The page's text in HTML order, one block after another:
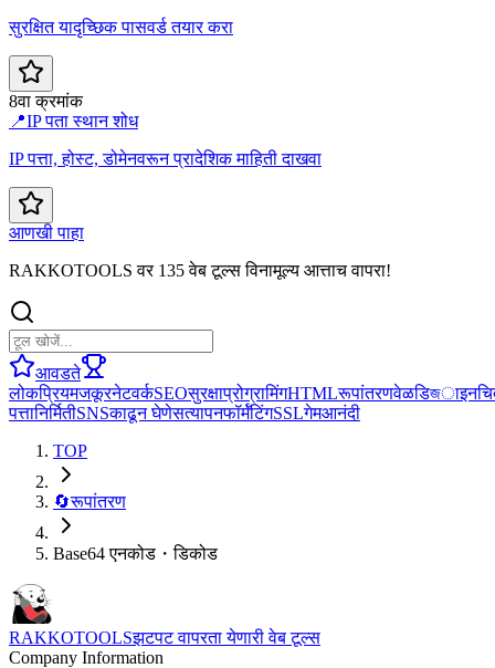
सुरक्षित यादृच्छिक पासवर्ड तयार करा
8वा क्रमांक
📍IP पता स्थान शोध
IP पत्ता, होस्ट, डोमेनवरून प्रादेशिक माहिती दाखवा
आणखी पाहा
RAKKOTOOLS वर 135 वेब टूल्स विनामूल्य आत्ताच वापरा!
आवडते
लोकप्रियमजकूरनेटवर्कSEOसुरक्षाप्रोग्रामिंगHTMLरूपांतरणवेळडिজाइन
पत्तानिर्मितीSNSकाढून घेणेसत्यापनफॉर्मॅटिंगSSLगेमआनंदी
TOP
🔄रूपांतरण
Base64 एनकोड・डिकोड
RAKKOTOOLSझटपट वापरता येणारी वेब टूल्स
Company Information